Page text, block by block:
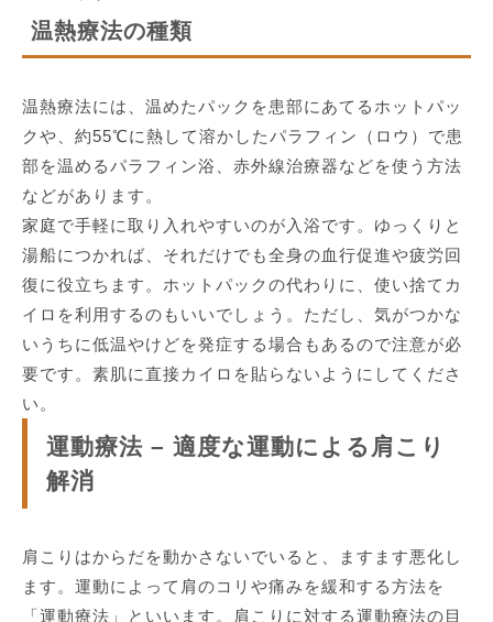
温熱療法の種類
温熱療法には、温めたパックを患部にあてるホットパッ
クや、約55℃に熱して溶かしたパラフィン（ロウ）で患
部を温めるパラフィン浴、赤外線治療器などを使う方法
などがあります。
家庭で手軽に取り入れやすいのが入浴です。ゆっくりと
湯船につかれば、それだけでも全身の血行促進や疲労回
復に役立ちます。ホットパックの代わりに、使い捨てカ
イロを利用するのもいいでしょう。ただし、気がつかな
いうちに低温やけどを発症する場合もあるので注意が必
要です。素肌に直接カイロを貼らないようにしてくださ
い。
運動療法 – 適度な運動による肩こり
解消
肩こりはからだを動かさないでいると、ますます悪化し
ます。運動によって肩のコリや痛みを緩和する方法を
「運動療法」といいます。肩こりに対する運動療法の目